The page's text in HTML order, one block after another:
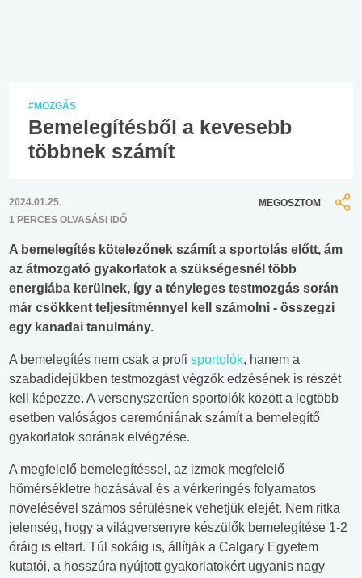
#MOZGÁS
Bemelegítésből a kevesebb
többnek számít
2024.01.25.
1 PERCES OLVASÁSI IDŐ
MEGOSZTOM
A bemelegítés kötelezőnek számít a sportolás előtt, ám
az átmozgató gyakorlatok a szükségesnél több
energiába kerülnek, így a tényleges testmozgás során
már csökkent teljesítménnyel kell számolni - összegzi
egy kanadai tanulmány.
A bemelegítés nem csak a profi sportolók, hanem a
szabadidejükben testmozgást végzők edzésének is részét
kell képezze. A versenyszerűen sportolók között a legtöbb
esetben valóságos ceremóniának számít a bemelegítő
gyakorlatok sorának elvégzése.
A megfelelő bemelegítéssel, az izmok megfelelő
hőmérsékletre hozásával és a vérkeringés folyamatos
növelésével számos sérülésnek vehetjük elejét. Nem ritka
jelenség, hogy a világversenyre készülők bemelegítése 1-2
óráig is eltart. Túl sokáig is, állítják a Calgary Egyetem
kutatói, a hosszúra nyújtott gyakorlatokért ugyanis nagy